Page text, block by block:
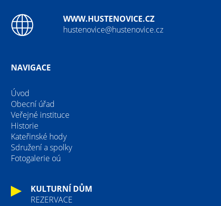
WWW.HUSTENOVICE.CZ
hustenovice@hustenovice.cz
NAVIGACE
Úvod
Obecní úřad
Veřejné instituce
Historie
Kateřinské hody
Sdružení a spolky
Fotogalerie oú
KULTURNÍ DŮM
REZERVACE